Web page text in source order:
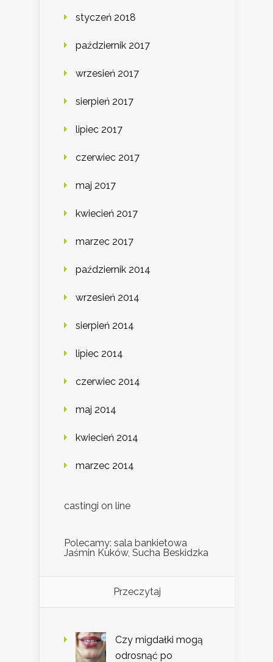
styczeń 2018
październik 2017
wrzesień 2017
sierpień 2017
lipiec 2017
czerwiec 2017
maj 2017
kwiecień 2017
marzec 2017
październik 2014
wrzesień 2014
sierpień 2014
lipiec 2014
czerwiec 2014
maj 2014
kwiecień 2014
marzec 2014
castingi on line
Polecamy: sala bankietowa
Jaśmin Kuków, Sucha Beskidzka
Przeczytaj
Czy migdałki mogą
odrosnąć po